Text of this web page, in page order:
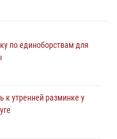
по единоборствам для
к утренней разминке у